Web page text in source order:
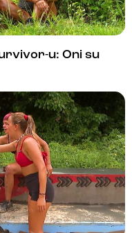
u: Oni su